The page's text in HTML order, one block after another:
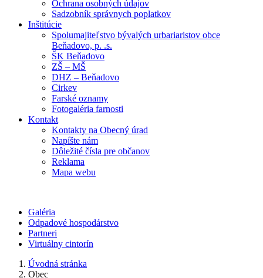
Ochrana osobných údajov
Sadzobník správnych poplatkov
Inštitúcie
Spolumajiteľstvo bývalých urbariaristov obce
Beňadovo, p. .s.
ŠK Beňadovo
ZŠ – MŠ
DHZ – Beňadovo
Cirkev
Farské oznamy
Fotogaléria farnosti
Kontakt
Kontakty na Obecný úrad
Napíšte nám
Dôležité čísla pre občanov
Reklama
Mapa webu
Galéria
Odpadové hospodárstvo
Partneri
Virtuálny cintorín
Úvodná stránka
Obec